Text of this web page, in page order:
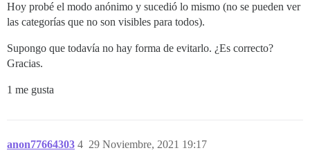
Hoy probé el modo anónimo y sucedió lo mismo (no se pueden ver
las categorías que no son visibles para todos).
Supongo que todavía no hay forma de evitarlo. ¿Es correcto?
Gracias.
1 me gusta
anon77664303 29 Noviembre, 2021 19:17
4